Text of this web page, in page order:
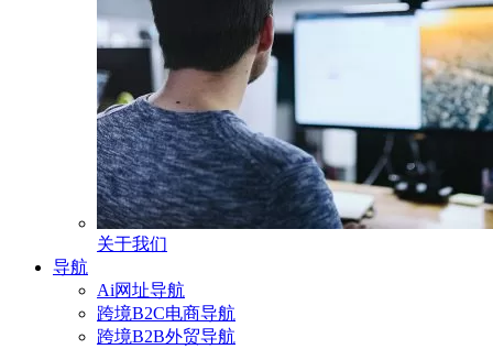
关于我们
导航
Ai网址导航
跨境B2C电商导航
跨境B2B外贸导航